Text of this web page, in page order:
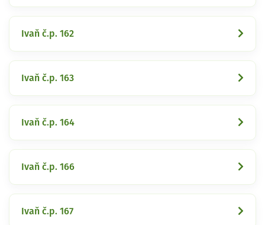
Ivaň č.p. 162
Ivaň č.p. 163
Ivaň č.p. 164
Ivaň č.p. 166
Ivaň č.p. 167